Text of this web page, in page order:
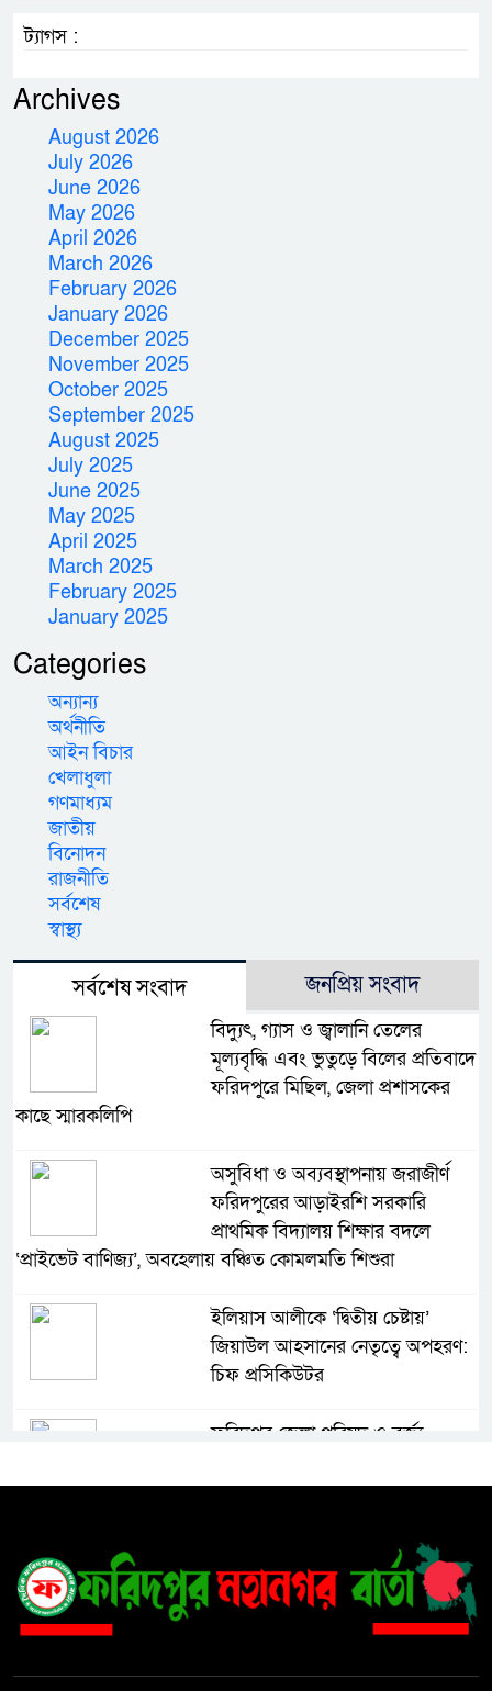
ট্যাগস :
Archives
August 2026
July 2026
June 2026
May 2026
April 2026
March 2026
February 2026
January 2026
December 2025
November 2025
October 2025
September 2025
August 2025
July 2025
June 2025
May 2025
April 2025
March 2025
February 2025
January 2025
Categories
অন্যান্য
অর্থনীতি
আইন বিচার
খেলাধুলা
গণমাধ্যম
জাতীয়
বিনোদন
রাজনীতি
সর্বশেষ
স্বাস্থ্য
সর্বশেষ সংবাদ জনপ্রিয় সংবাদ
বিদ্যুৎ, গ্যাস ও জ্বালানি তেলের
মূল্যবৃদ্ধি এবং ভুতুড়ে বিলের প্রতিবাদে
ফরিদপুরে মিছিল, জেলা প্রশাসকের
কাছে স্মারকলিপি
অসুবিধা ও অব্যবস্থাপনায় জরাজীর্ণ
ফরিদপুরের আড়াইরশি সরকারি
প্রাথমিক বিদ্যালয় শিক্ষার বদলে
‘প্রাইভেট বাণিজ্য’, অবহেলায় বঞ্চিত কোমলমতি শিশুরা
ইলিয়াস আলীকে ‘দ্বিতীয় চেষ্টায়’
জিয়াউল আহসানের নেতৃত্বে অপহরণ:
চিফ প্রসিকিউটর
ফরিদপুর জেলা পরিষদ ও বর্জ্য
করলেন স্থানীয় সরকার বিভাগের সচিব
৩০ বছরের ভোগান্তি, বসতভিটা রক্ষায়
প্রশাসনের হস্তক্ষেপ চান দিনমজুর
নুরুল ইসলাম